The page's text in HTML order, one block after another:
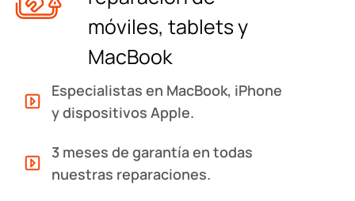
móviles, tablets y
MacBook
Especialistas en MacBook, iPhone
y dispositivos Apple.
3 meses de garantía en todas
nuestras reparaciones.